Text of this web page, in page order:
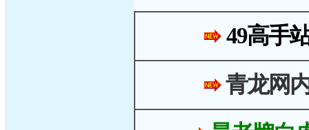
49高手
青龙网